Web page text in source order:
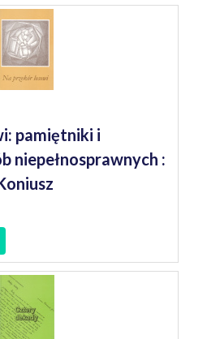
pamiętniki i
niepełnosprawnych :